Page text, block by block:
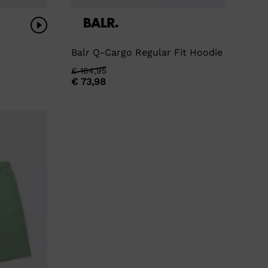
Balr Q-Cargo Regular Fit Hoodie
€184,95
Oorspronkelijke
prijs
€ 73,98
Huidige
prijs